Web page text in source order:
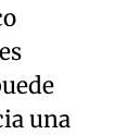
una